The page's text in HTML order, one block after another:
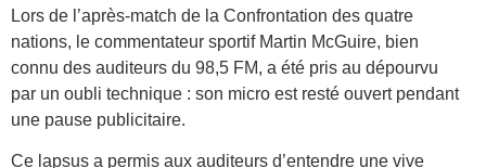
Lors de l’après-match de la Confrontation des quatre
nations, le commentateur sportif Martin McGuire, bien
connu des auditeurs du 98,5 FM, a été pris au dépourvu
par un oubli technique : son micro est resté ouvert pendant
une pause publicitaire.
Ce lapsus a permis aux auditeurs d’entendre une vive